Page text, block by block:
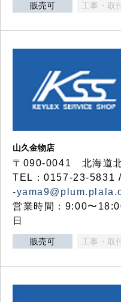
販売可 工事・取
山久金物店
〒090-0041 北海道
TEL：0157-23-5831
-
営業時間：9:00〜
日
販売可 工事・取